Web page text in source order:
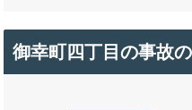
御幸町四丁目の事故